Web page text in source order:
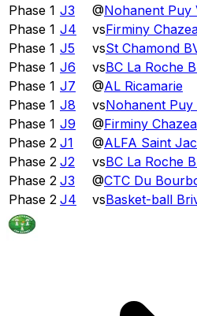
Phase 1 J3 @Nohanent Puy
Phase 1 J4 vsFirminy
Phase 1 J5 vsSt Chamond
Phase 1 J6 vsBC La Roche
Phase 1 J7 @AL Ricamarie
Phase 1 J8 vsNohanent Puy
Phase 1 J9 @Firminy
Phase 2 J1 @ALFA Saint
Phase 2 J2 vsBC La Roche
Phase 2 J3 @CTC Du
Phase 2 J4 vsBasket-ball